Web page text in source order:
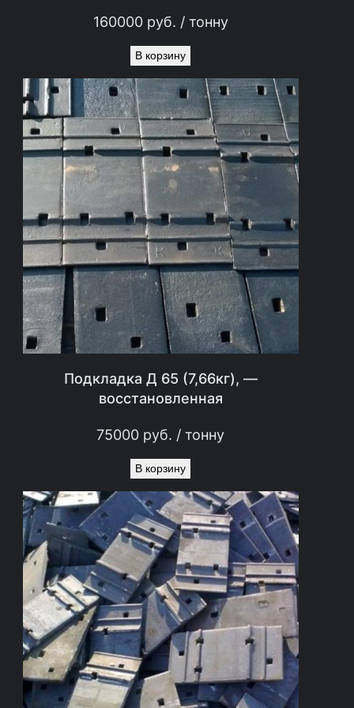
160000руб. / тонну
В корзину
Подкладка Д 65 (7,66кг), —
восстановленная
75000 руб. / тонну
В корзину